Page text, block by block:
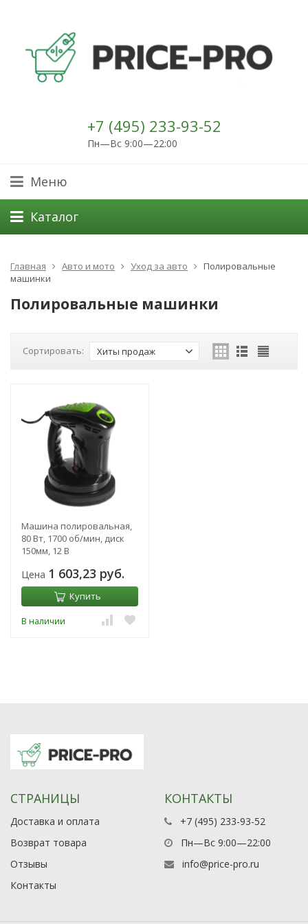
+7 (495) 233-93-52
Пн—Вс 9:00—22:00
Меню
Каталог
Главная Авто и мото Уход за авто
Полировальные
машинки
Полировальные машинки
Сортировать: Хиты продаж
Машина полировальная,
80 Вт, 1700 об/мин, диск
150мм, 12 В
Цена 1 603,23 руб.
Купить
В наличии
СТРАНИЦЫ
Доставка и оплата
Возврат товара
Отзывы
Контакты
КОНТАКТЫ
+7 (495) 233-93-52
Пн—Вс 9:00—22:00
info@price-pro.ru